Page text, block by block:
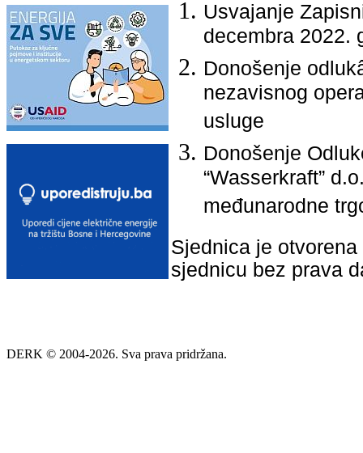
Usvajanje
decembra 2022.
Donošenje
nezavisnog
usluge
Donošenje
“Wasserkraft”
međunarodne
Sjednica je
sjednicu bez prava
DERK © 2004-2026. Sva prava pridržana.